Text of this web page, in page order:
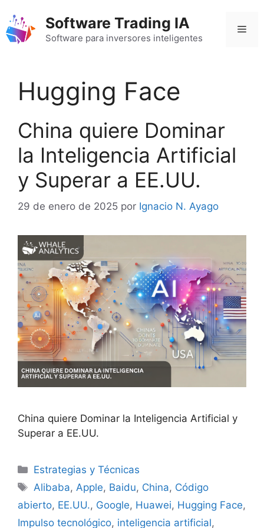
contenido
Software Trading IA
Software para inversores inteligentes
Hugging Face
China quiere Dominar
la Inteligencia Artificial
y Superar a EE.UU.
29 de enero de 2025 por Ignacio N. Ayago
China quiere Dominar la Inteligencia Artificial y
Superar a EE.UU.
Categorías
Estrategias y Técnicas
Etiquetas
Alibaba, Apple, Baidu, China, Código
abierto, EE.UU., Google, Huawei, Hugging Face,
Impulso tecnológico, inteligencia artificial,